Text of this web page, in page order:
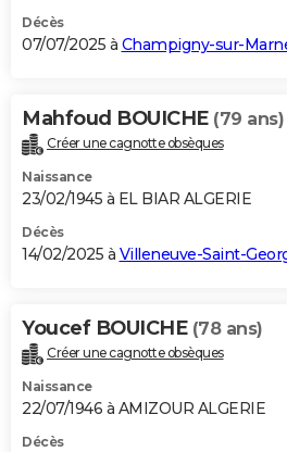
S'inscrire
Se connecter
Lycées
Collèges
Primaires
Universités
Entreprises
Service militaire
Avis de recherche
AVIS DE DÉCÈS
Bricolage
Lifestyle
Culture
Sport
Auto
Television
Voyage
Cinema
Décès
07/07/2025 à Champigny-sur-
Mahfoud BOUICHE (79 ans)
Créer une cagnotte obsèques
Naissance
23/02/1945 à EL BIAR ALGERIE
Décès
14/02/2025 à Villeneuve-Saint-
Youcef BOUICHE (78 ans)
Créer une cagnotte obsèques
Naissance
22/07/1946 à AMIZOUR ALGERIE
Décès